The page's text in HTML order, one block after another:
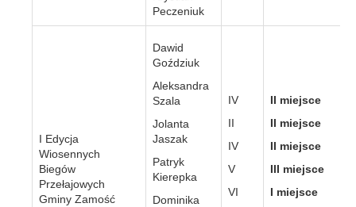
Peczeniuk
I Edycja
Wiosennych
Biegów
Przełajowych
Gminy Zamość
Dawid
Goździuk
Aleksandra
Szala
Jolanta
Jaszak
Patryk
Kierepka
Dominika
IV
II
IV
V
VI
II miejsce
II miejsce
II miejsce
III miejsce
I miejsce